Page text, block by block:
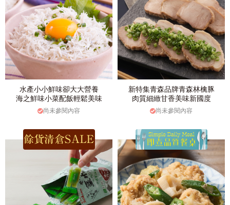
水產小小鮮味卻大大營養
海之鮮味小菜配飯輕鬆美味
尚未參閱內容
新特集青森品牌青森林檎豚
肉質細緻甘香美味新國度
尚未參閱內容